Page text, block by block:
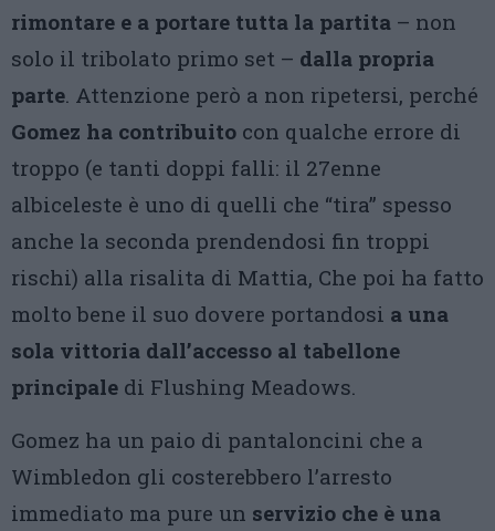
rimontare e a portare tutta la partita – non
solo il tribolato primo set – dalla propria
parte. Attenzione però a non ripetersi, perché
Gomez ha contribuito con qualche errore di
troppo (e tanti doppi falli: il 27enne
albiceleste è uno di quelli che “tira” spesso
anche la seconda prendendosi fin troppi
rischi) alla risalita di Mattia, Che poi ha fatto
molto bene il suo dovere portandosi a una
sola vittoria dall’accesso al tabellone
principale di Flushing Meadows.
Gomez ha un paio di pantaloncini che a
Wimbledon gli costerebbero l’arresto
immediato ma pure un servizio che è una